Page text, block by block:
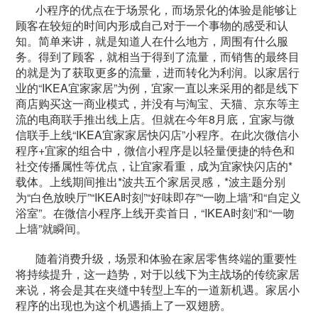
小程序的优点在于场景化，而场景化的体验是能够让
顾客在较短的时间内形成自己对于一个事物的感受和认
知。简单来讲，就是知道人在什么地方，周围有什么服
务。得到了顾客，就相当于得到了流量，而销售的最终目
的就是为了获取更多的流量，进而转化为利润。以家居行
业的“IKEA宜家家居”为例，宜家一直以来采用的都是线下
商店购买这一商业模式，并没有与淘宝、天猫、京东等主
流的电商联手推出线上店。但就在今年8月底，宜家与微
信联手上线“IKEA宜家家居快闪店”小程序。在此次微信小
程序+宜家的组合中，微信小程序是以轻量便捷的特色和
社交传播属性等优点，让宜家看重，成为宜家快闪店的*
载体。上线期间推出*波共五个家居灵感，*波主题分别
为“白色放映厅”“IKEA时刻”“好味即存”“一吻上墙”和“自定义
浴室”。在微信小程序上线开卖首日，“IKEA时刻”和“一吻
上墙”就瞬间。
随着消费升级，场景和体验在家居零售终端的重要性
将持续提升，这一趋势，对于以线下为主战场的传统家居
来说，将会是其在夹缝中转型上车的一道新机遇。家居小
程序的出现也为这个机遇插上了一双翅膀。